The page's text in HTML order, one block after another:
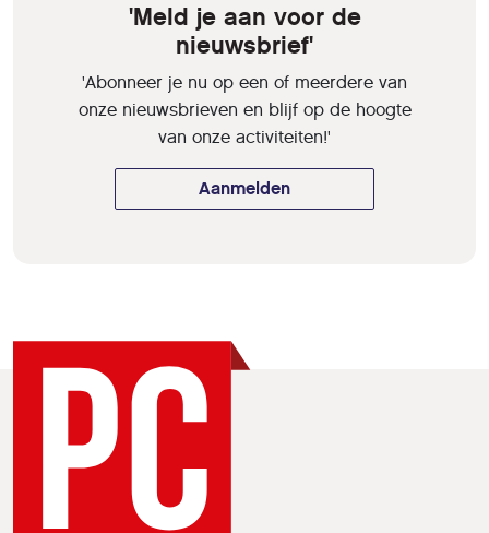
'Meld je aan voor de
nieuwsbrief'
'Abonneer je nu op een of meerdere van
onze nieuwsbrieven en blijf op de hoogte
van onze activiteiten!'
Aanmelden